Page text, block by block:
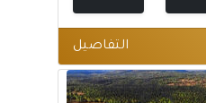
التفاصيل